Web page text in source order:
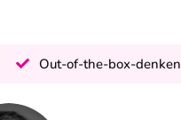
Out-of-the-box-